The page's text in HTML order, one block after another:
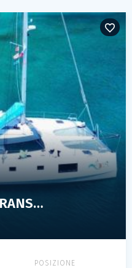
NAUTITECH CATAMARANS 46 OPEN
POSIZIONE